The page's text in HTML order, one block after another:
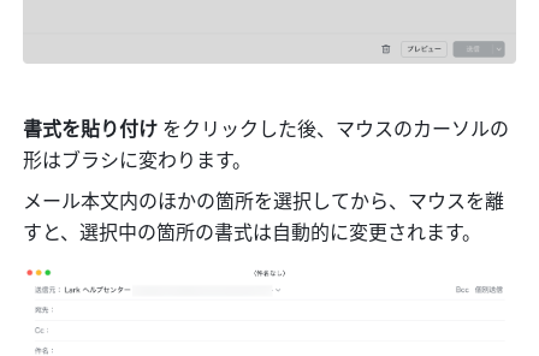
書式を貼り付け をクリックした後、マウスのカーソルの
形はブラシに変わります。
メール本文内のほかの箇所を選択してから、マウスを離
すと、選択中の箇所の書式は自動的に変更されます。